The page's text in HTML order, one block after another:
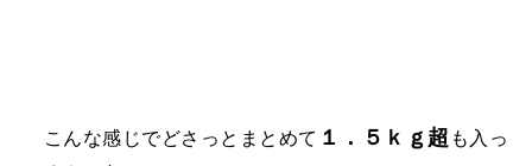
こんな感じでどさっとまとめて １．５ｋｇ超 も入っ